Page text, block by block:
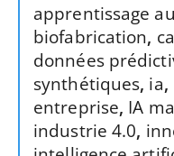
apprentissage
biofabrication,
données
synthétiques, ia,
entreprise, IA
industrie 4.0,